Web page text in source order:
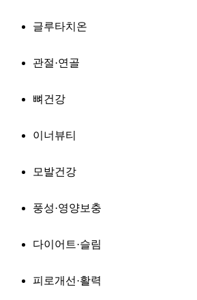
글루타치온
관절·연골
뼈건강
이너뷰티
모발건강
풍성·영양보충
다이어트·슬림
피로개선·활력